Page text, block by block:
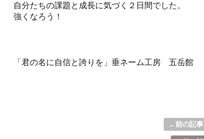
自分たちの課題と成長に気づく２日間でした。
強くなろう！
「君の名に自信と誇りを」垂ネーム工房 五岳館
←前の記事